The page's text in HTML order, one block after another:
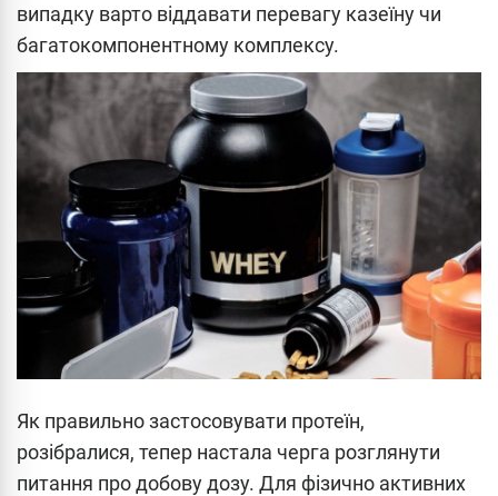
випадку варто віддавати перевагу казеїну чи
багатокомпонентному комплексу.
Як правильно застосовувати протеїн,
розібралися, тепер настала черга розглянути
питання про добову дозу. Для фізично активних